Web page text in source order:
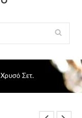
Χρυσό Σετ.